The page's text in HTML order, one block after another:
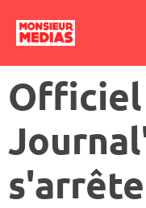
Officiel
s'arrête